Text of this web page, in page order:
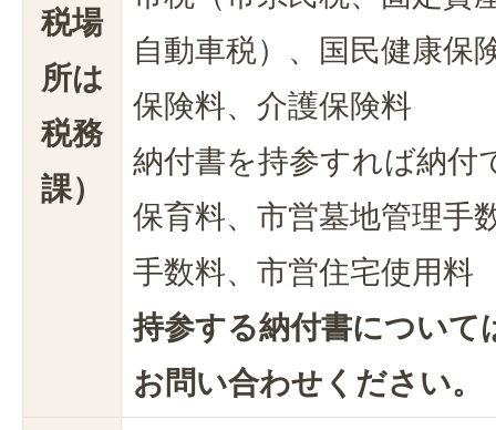
税場
所は
税務
課）
自動車税）、国民健康保
保険料、介護保険料
納付書を持参すれば納付
保育料、市営墓地管理手
手数料、市営住宅使用料
持参する納付書について
お問い合わせください。